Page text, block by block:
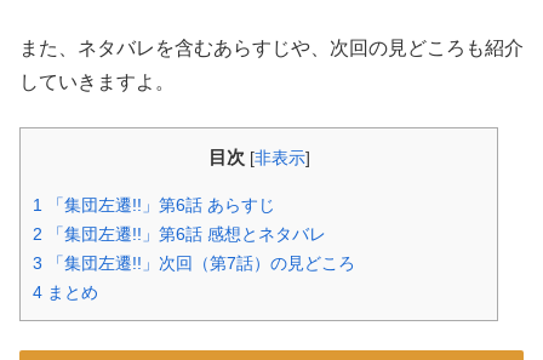
また、ネタバレを含むあらすじや、次回の見どころも紹介
していきますよ。
目次 [非表示]
1
「集団左遷!!」第6話 あらすじ
2 「集団左遷!!」第6話 感想とネタバレ
3 「集団左遷!!」次回（第7話）の見どころ
4 まとめ